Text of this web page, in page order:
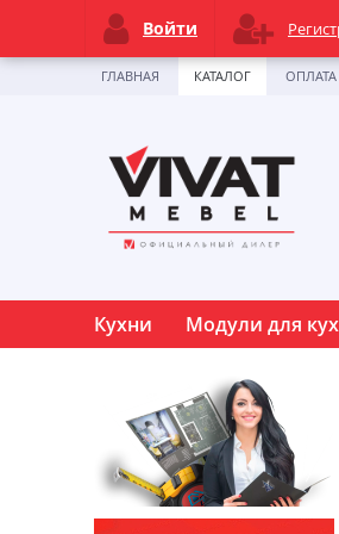
ГЛАВНАЯ КАТАЛОГ ОПЛАТА
Кухни Модули для
Войти